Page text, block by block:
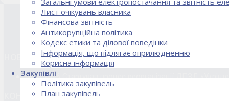
Лист очікувань власника
Фінансова звітність
Антикорупційна політика
Кодекс етики та ділової поведінки
Інформація, що підлягає оприлюдненню
Корисна інформація
Закупівлі
Політика закупівель
План закупівель
НОВИНИ
18.02.2026 Стартував процес реорганізації ДПЗД
КОНТАКТИ